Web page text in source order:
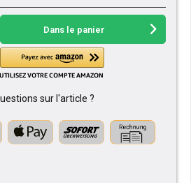
Dans le panier
sur l'article ?